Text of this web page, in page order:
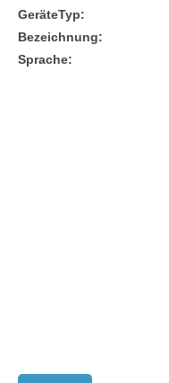
GeräteTyp:
Bezeichnung:
Sprache: